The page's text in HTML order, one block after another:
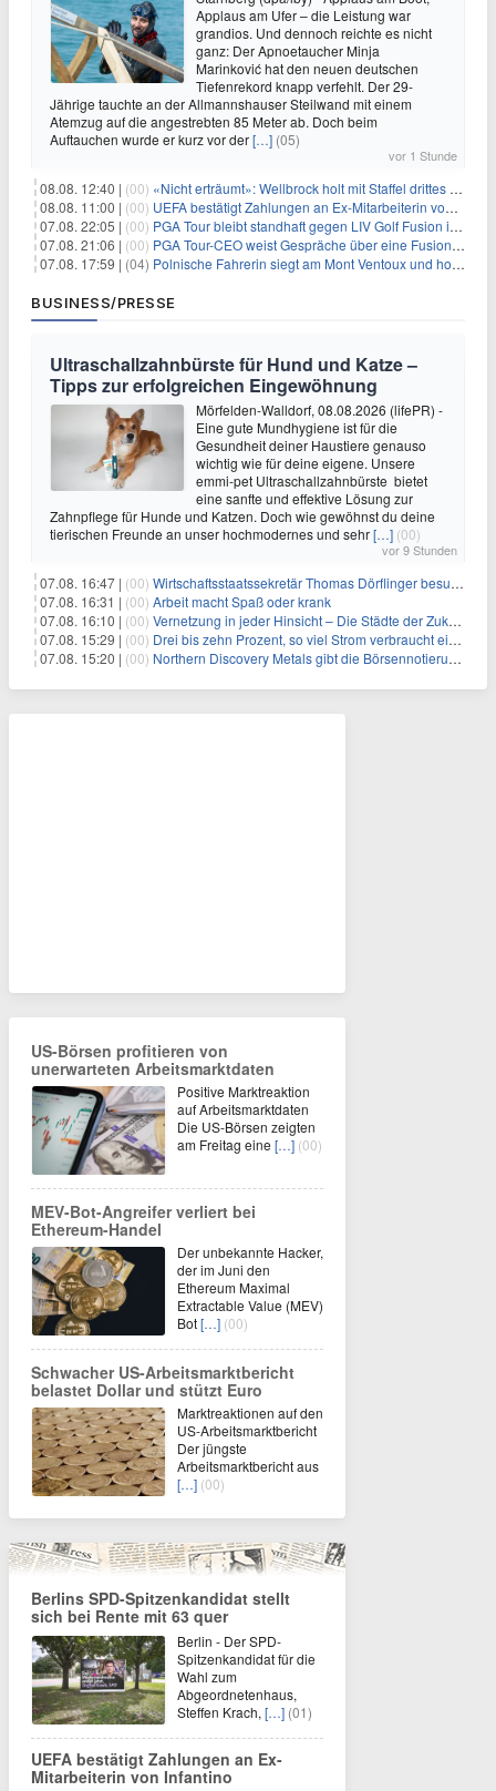
Applaus am Ufer – die Leistung war
grandios. Und dennoch reichte es nicht
ganz: Der Apnoetaucher Minja
Marinković hat den neuen deutschen
Tiefenrekord knapp verfehlt. Der 29-
Jährige tauchte an der Allmannshauser Steilwand mit einem
Atemzug auf die angestrebten 85 Meter ab. Doch beim
Auftauchen wurde er kurz vor der[…] (05)
vor 1 Stunde
08.08. 12:40 | (00) «Nicht erträumt»: Wellbrock holt mit Staffel drittes EM-Gold
08.08. 11:00 | (00) UEFA bestätigt Zahlungen an Ex-Mitarbeiterin von Infantino
07.08. 22:05 | (00) PGA Tour bleibt standhaft gegen LIV Golf Fusion in einem sich wandelnden Sportumfeld
07.08. 21:06 | (00) PGA Tour-CEO weist Gespräche über eine Fusion mit LIV Golf zurück und bekräftigt die Wettbewerbslandschaft
07.08. 17:59 | (04) Polnische Fahrerin siegt am Mont Ventoux und holt Tour-Gelb
BUSINESS/PRESSE
Ultraschallzahnbürste für Hund und Katze –
Tipps zur erfolgreichen Eingewöhnung
Mörfelden-Walldorf, 08.08.2026 (lifePR) -
Eine gute Mundhygiene ist für die
Gesundheit deiner Haustiere genauso
wichtig wie für deine eigene. Unsere
emmi-pet Ultraschallzahnbürste bietet
eine sanfte und effektive Lösung zur
Zahnpflege für Hunde und Katzen. Doch wie gewöhnst du deine
tierischen Freunde an unser hochmodernes und sehr[…] (00)
vor 9 Stunden
07.08. 16:47 | (00) Wirtschaftsstaatssekretär Thomas Dörflinger besucht Handwerksbetrieb im Kammerbezirk Freiburg
07.08. 16:31 | (00) Arbeit macht Spaß oder krank
07.08. 16:10 | (00) Vernetzung in jeder Hinsicht – Die Städte der Zukunft sind grün-blau
07.08. 15:29 | (00) Drei bis zehn Prozent, so viel Strom verbraucht ein Aufzug im Gebäude
07.08. 15:20 | (00) Northern Discovery Metals gibt die Börsennotierung an der Frankfurter Wertpapierbörse bekannt
US-Börsen profitieren von
unerwarteten Arbeitsmarktdaten
Positive Marktreaktion
auf Arbeitsmarktdaten
Die US-Börsen zeigten
am Freitag eine […] (00)
MEV-Bot-Angreifer verliert bei
Ethereum-Handel
Der unbekannte Hacker,
der im Juni den
Ethereum Maximal
Extractable Value (MEV)
Bot[…] (00)
Schwacher US-Arbeitsmarktbericht
belastet Dollar und stützt Euro
Marktreaktionen auf den
US-Arbeitsmarktbericht
Der jüngste
Arbeitsmarktbericht aus
[…] (00)
Berlins SPD-Spitzenkandidat stellt
sich bei Rente mit 63 quer
Berlin - Der SPD-
Spitzenkandidat für die
Wahl zum
Abgeordnetenhaus,
Steffen Krach, […] (01)
UEFA bestätigt Zahlungen an Ex-
Mitarbeiterin von Infantino